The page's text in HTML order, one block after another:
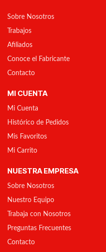
Sobre Nosotros
Trabajos
Afiliados
Conoce el Fabricante
Contacto
MI CUENTA
Mi Cuenta
Histórico de Pedidos
Mis Favoritos
Mi Carrito
NUESTRA EMPRESA
Sobre Nosotros
Nuestro Equipo
Trabaja con Nosotros
Preguntas Frecuentes
Contacto